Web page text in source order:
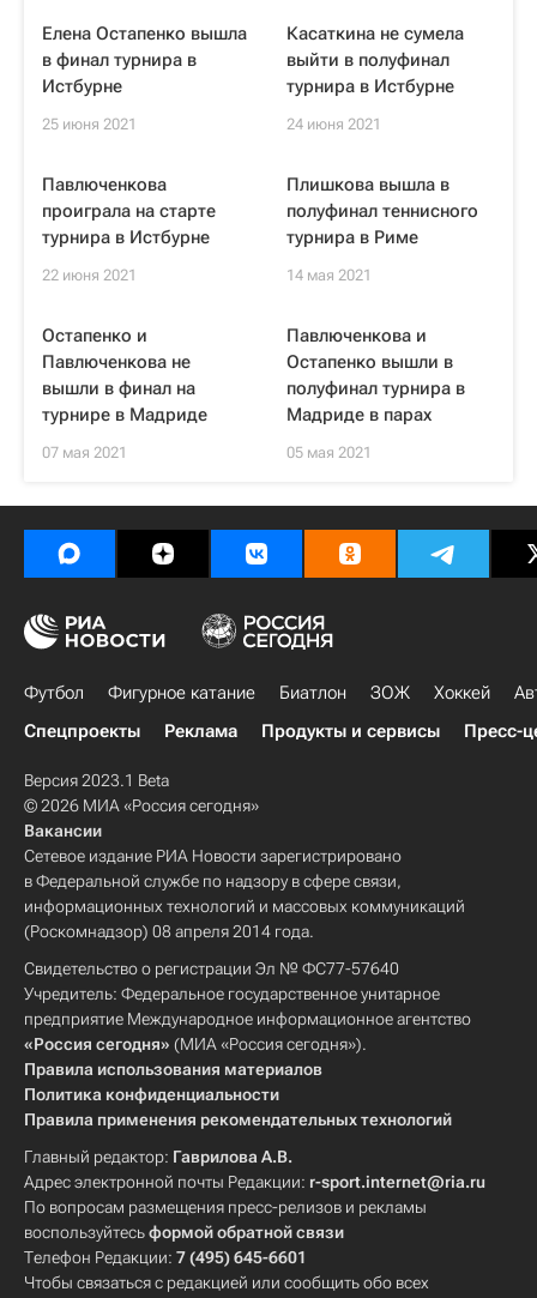
Елена Остапенко вышла
в финал турнира в
Истбурне
25 июня 2021
Касаткина не сумела
выйти в полуфинал
турнира в Истбурне
24 июня 2021
Павлюченкова
проиграла на старте
турнира в Истбурне
22 июня 2021
Плишкова вышла в
полуфинал теннисного
турнира в Риме
14 мая 2021
Остапенко и
Павлюченкова не
вышли в финал на
турнире в Мадриде
07 мая 2021
Павлюченкова и
Остапенко вышли в
полуфинал турнира в
Мадриде в парах
05 мая 2021
Футбол Фигурное катание Биатлон ЗОЖ Хоккей
Спецпроекты
Реклама Продукты и сервисы Пресс-
Версия 2023.1 Beta
© 2026 МИА «Россия сегодня»
Вакансии
Сетевое издание РИА Новости зарегистрировано
в Федеральной службе по надзору в сфере связи,
информационных технологий и массовых коммуникаций
(Роскомнадзор) 08 апреля 2014 года.
Свидетельство о регистрации Эл № ФС77-57640
Учредитель: Федеральное государственное унитарное
предприятие Международное информационное агентство
«Россия сегодня» (МИА «Россия сегодня»).
Правила использования материалов
Политика конфиденциальности
Правила применения рекомендательных технологий
Главный редактор: Гаврилова А.В.
Адрес электронной почты Редакции: r-sport.internet@ria.ru
По вопросам размещения пресс-релизов и рекламы
воспользуйтесьформой обратной связи
Телефон Редакции: 7 (495) 645-6601
Чтобы связаться с редакцией или сообщить обо всех